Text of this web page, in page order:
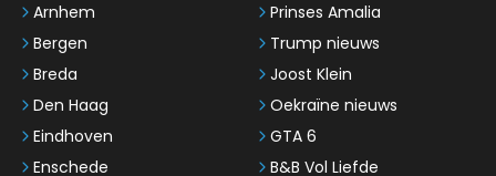
Arnhem
Bergen
Breda
Den Haag
Eindhoven
Enschede
Prinses Amalia
Trump nieuws
Joost Klein
Oekraïne nieuws
GTA 6
B&B Vol Liefde